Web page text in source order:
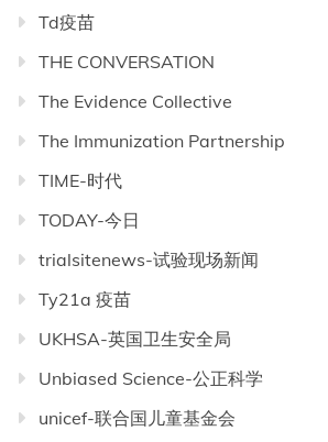
Td疫苗
THE CONVERSATION
The Evidence Collective
The Immunization Partnership
TIME-时代
TODAY-今日
trialsitenews-试验现场新闻
Ty21a 疫苗
UKHSA-英国卫生安全局
Unbiased Science-公正科学
unicef-联合国儿童基金会